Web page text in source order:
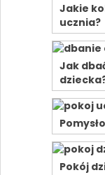
Jakie
ucznia?
Jak
Pokój